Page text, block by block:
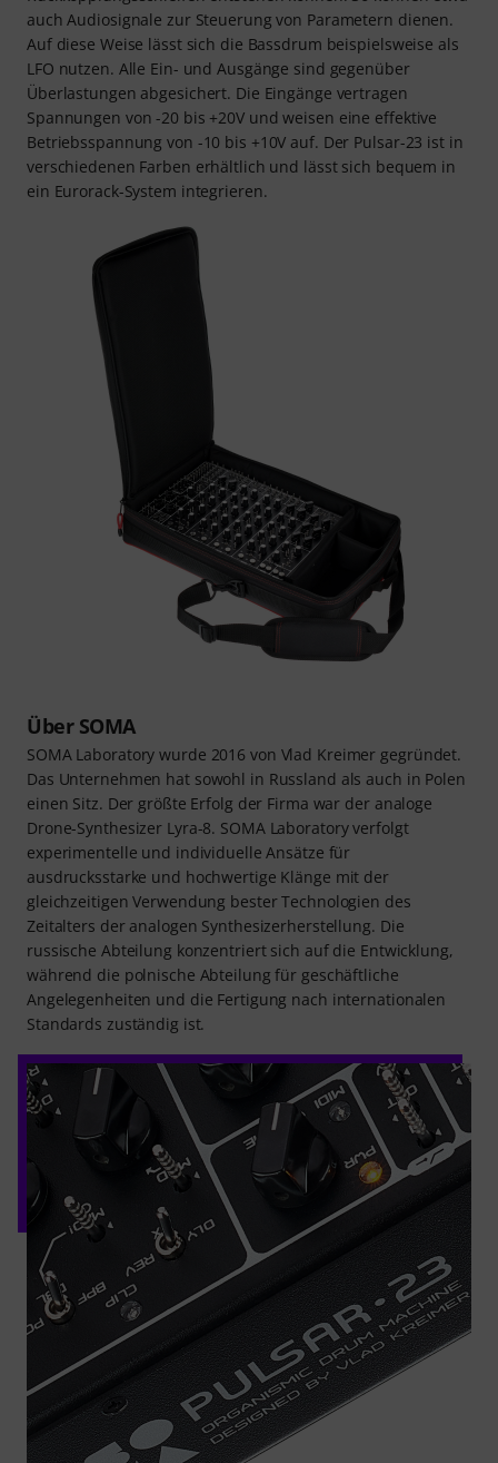
auch Audiosignale zur Steuerung von Parametern dienen.
Auf diese Weise lässt sich die Bassdrum beispielsweise als
LFO nutzen. Alle Ein- und Ausgänge sind gegenüber
Überlastungen abgesichert. Die Eingänge vertragen
Spannungen von -20 bis +20V und weisen eine effektive
Betriebsspannung von -10 bis +10V auf. Der Pulsar-23 ist in
verschiedenen Farben erhältlich und lässt sich bequem in
ein Eurorack-System integrieren.
Über SOMA
SOMA Laboratory wurde 2016 von Vlad Kreimer gegründet.
Das Unternehmen hat sowohl in Russland als auch in Polen
einen Sitz. Der größte Erfolg der Firma war der analoge
Drone-Synthesizer Lyra-8. SOMA Laboratory verfolgt
experimentelle und individuelle Ansätze für
ausdrucksstarke und hochwertige Klänge mit der
gleichzeitigen Verwendung bester Technologien des
Zeitalters der analogen Synthesizerherstellung. Die
russische Abteilung konzentriert sich auf die Entwicklung,
während die polnische Abteilung für geschäftliche
Angelegenheiten und die Fertigung nach internationalen
Standards zuständig ist.